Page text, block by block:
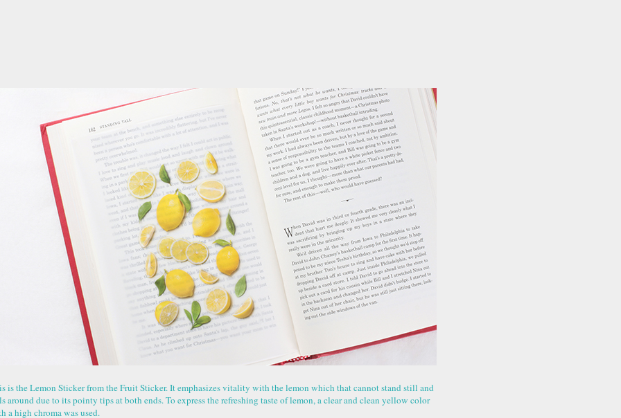
is the Lemon Sticker from the Fruit Sticker. It emphasizes vitality with the lemon which that cannot stand still and
around due to its pointy tips at both ends. To express the refreshing taste of lemon, a clear and clean yellow color
a high chroma was used.